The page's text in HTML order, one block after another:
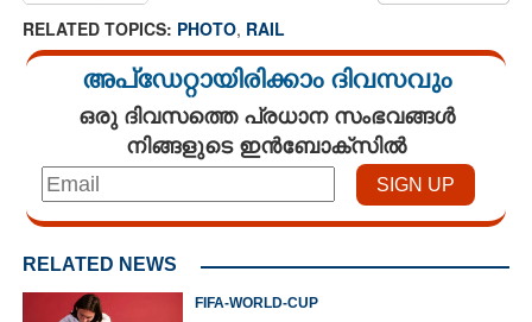
RELATED TOPICS: PHOTO, RAIL
അപ്ഡേറ്റായിരിക്കാം ദിവസവും
ഒരു ദിവസത്തെ പ്രധാന സംഭവങ്ങൾ
നിങ്ങളുടെ ഇൻബോക്സിൽ
RELATED NEWS
FIFA-WORLD-CUP